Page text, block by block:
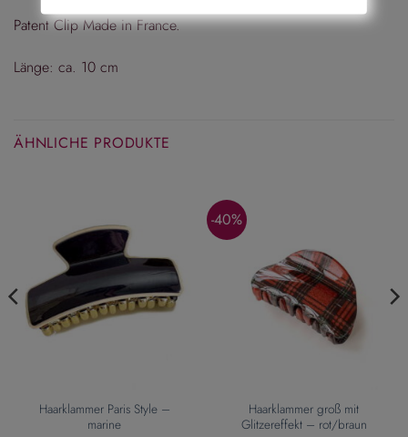
Patent Clip Made in France.
Länge: ca. 10 cm
ÄHNLICHE PRODUKTE
Haarklammer Paris Style –
marine
-40%
Haarklammer groß mit
Glitzereffekt – rot/braun